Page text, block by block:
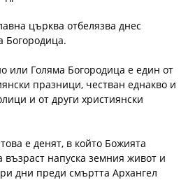
църква отбелязва днес
Богородица.
или Голяма Богородица е един от
празници, честван еднакво и
и от други християнски
е денят, в който Божията
напуска земния живот и
дни преди смъртта Архангел